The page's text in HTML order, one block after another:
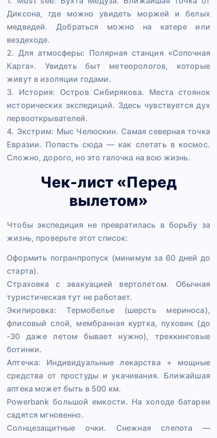
Диксона, где можно увидеть моржей и белых
медведей. Добраться можно на катере или
вездеходе.
2. Для атмосферы: Полярная станция «Сопочная
Карга». Увидеть быт метеорологов, которые
живут в изоляции годами.
3. История: Остров Сибирякова. Места стоянок
исторических экспедиций. Здесь чувствуется дух
первооткрывателей.
4. Экстрим: Мыс Челюскин. Самая северная точка
Евразии. Попасть сюда — как слетать в космос.
Сложно, дорого, но это галочка на всю жизнь.
Чек-лист «Перед
вылетом»
Чтобы экспедиция не превратилась в борьбу за
жизнь, проверьте этот список:
Оформить погранпропуск (минимум за 60 дней до
старта).
Страховка с эвакуацией вертолетом. Обычная
туристическая тут не работает.
Экипировка: Термобелье (шерсть мериноса),
флисовый слой, мембранная куртка, пуховик (до
-30 даже летом бывает нужно), треккинговые
ботинки.
Аптечка: Индивидуальные лекарства + мощные
средства от простуды и укачивания. Ближайшая
аптека может быть в 500 км.
Powerbank большой емкости. На холоде батареи
садятся мгновенно.
Солнцезащитные очки. Снежная слепота —